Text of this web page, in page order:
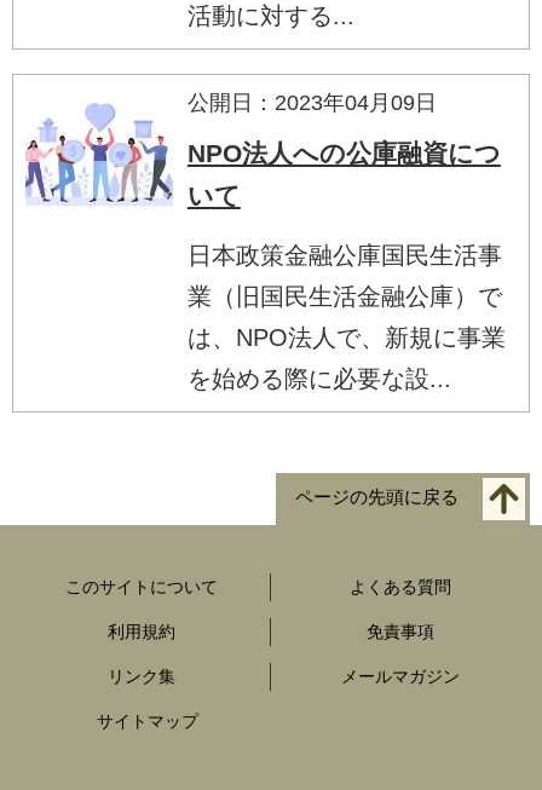
活動に対する...
公開日：2023年04月09日
NPO法人への公庫融資につ
いて
日本政策金融公庫国民生活事
業（旧国民生活金融公庫）で
は、NPO法人で、新規に事業
を始める際に必要な設...
ページの先頭に戻る
このサイトについて よくある質問
利用規約 免責事項
リンク集 メールマガジン
サイトマップ